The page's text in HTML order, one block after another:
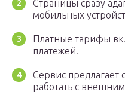
Страницы сразу
мобильных
Платные тарифы
платежей.
Сервис предлагает
работать с